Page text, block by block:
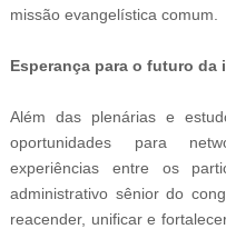
missão evangelística comum.
Esperança para o futuro da
Além das plenárias e
oportunidades para
experiências entre os
administrativo sênior do
reacender, unificar e